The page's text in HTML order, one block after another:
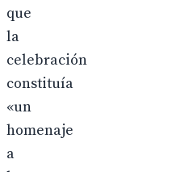
que
la
celebración
constituía
«un
homenaje
a